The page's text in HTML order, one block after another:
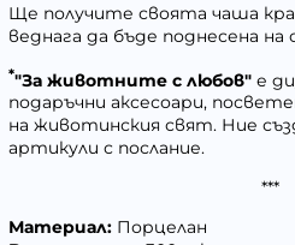
Ще получите своята чаша
веднага да бъде поднесена на
*"За животните с любов" е
подаръчни аксесоари,
на животинския свят. Ние
артикули с послание.
***
Материал: Порцелан